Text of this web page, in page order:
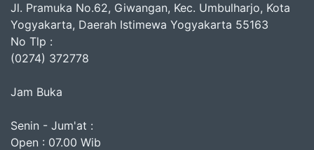
Jl. Pramuka No.62, Giwangan, Kec. Umbulharjo, Kota
Yogyakarta, Daerah Istimewa Yogyakarta 55163
No Tlp :
(0274) 372778
Jam Buka
Senin - Jum'at :
Open : 07.00 Wib